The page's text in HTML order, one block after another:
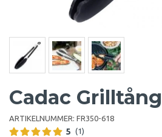
Cadac Grilltång
ARTIKELNUMMER: FR350-618
5 (1)